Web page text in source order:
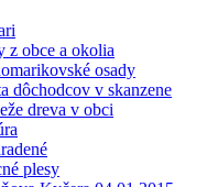
z obce a okolia
osady
dôchodcov v skanzene
dreva v obci
plesy